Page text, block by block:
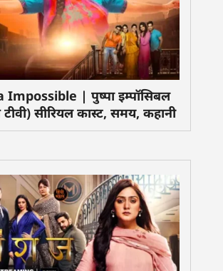
Impossible | पुष्पा इम्पॉसिबल
सीरियल कास्ट, समय, कहानी